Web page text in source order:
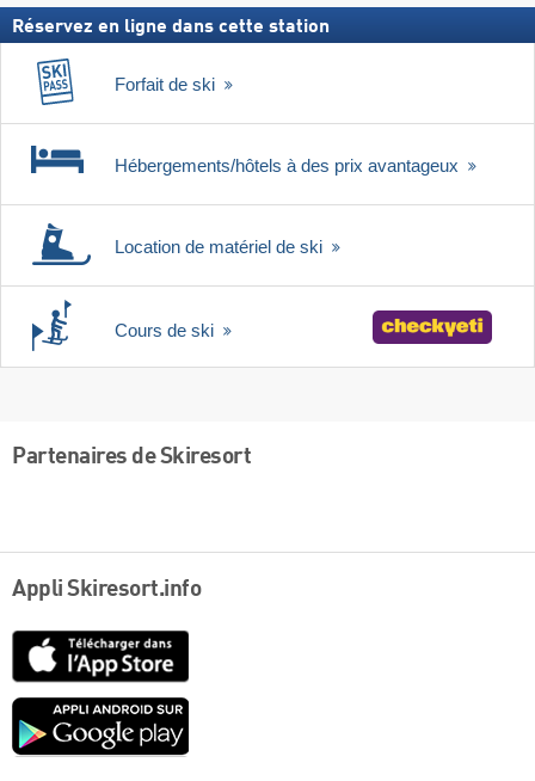
Réservez en ligne dans cette station
Forfait de ski
Hébergements/hôtels à des prix avantageux
Location de matériel de ski
Cours de ski
Partenaires de Skiresort
Appli Skiresort.info
Google